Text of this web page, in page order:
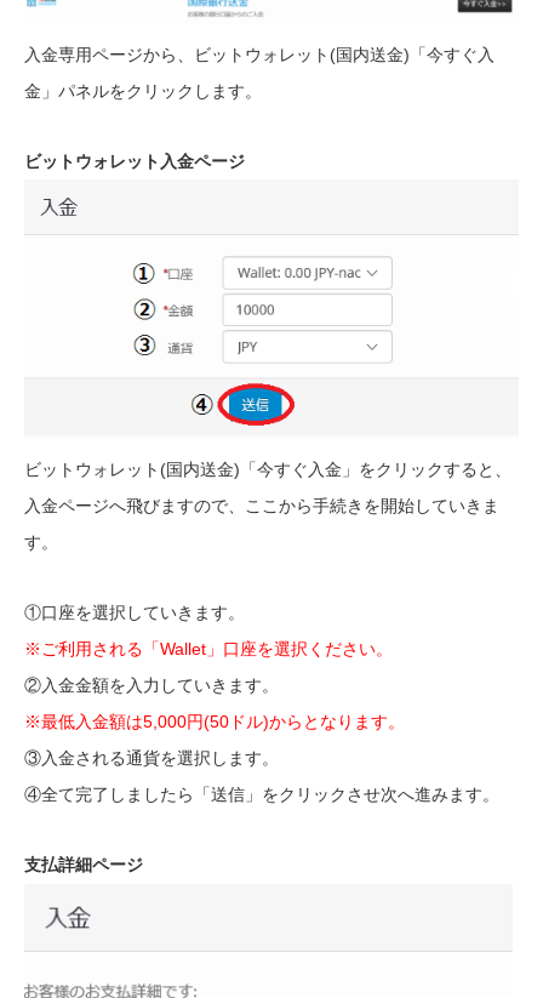
入金専用ページから、ビットウォレット(国内送金)「今すぐ入
金」パネルをクリックします。
ビットウォレット入金ページ
ビットウォレット(国内送金)「今すぐ入金」をクリックすると、
入金ページへ飛びますので、ここから手続きを開始していきま
す。
①口座を選択していきます。
※ご利用される「Wallet」口座を選択ください。
②入金金額を入力していきます。
※最低入金額は5,000円(50ドル)からとなります。
③入金される通貨を選択します。
④全て完了しましたら「送信」をクリックさせ次へ進みます。
支払詳細ページ